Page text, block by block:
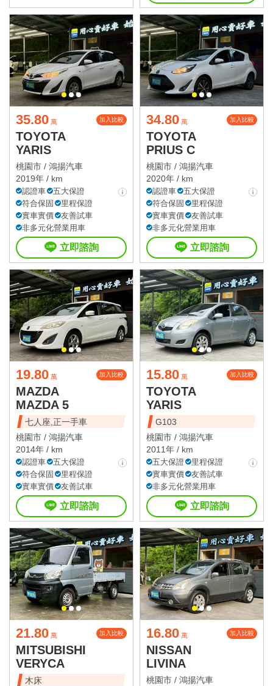
35.80 萬 加入比較
TOYOTA
YARIS
桃園市 / 鴻揚汽車
2019年 / km
認證車
五大保證
符合保固
里程保證
實車實價
友善試車
非多元化營業用車
立即諮詢
34.80 萬 加入比較
TOYOTA
PRIUS C
桃園市 / 鴻揚汽車
2020年 / km
認證車
五大保證
符合保固
里程保證
實車實價
友善試車
非多元化營業用車
立即諮詢
19.80 萬 加入比較
MAZDA
MAZDA 5
七人座,正一手車
桃園市 / 鴻揚汽車
2014年 / km
認證車
五大保證
符合保固
里程保證
實車實價
友善試車
立即諮詢
15.80 萬 加入比較
TOYOTA
YARIS
G103
桃園市 / 鴻揚汽車
2011年 / km
五大保證
里程保證
實車實價
友善試車
非多元化營業用車
立即諮詢
21.80 萬 加入比較
MITSUBISHI
VERYCA
木床
16.80 萬 加入比較
NISSAN
LIVINA
桃園市 / 鴻揚汽車